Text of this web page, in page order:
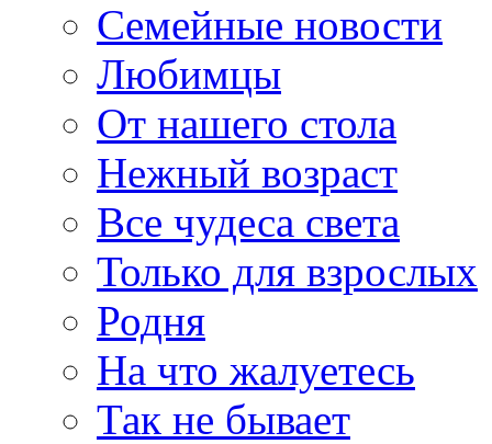
Семейные новости
Любимцы
От нашего стола
Нежный возраст
Все чудеса света
Только для взрослых
Родня
На что жалуетесь
Так не бывает